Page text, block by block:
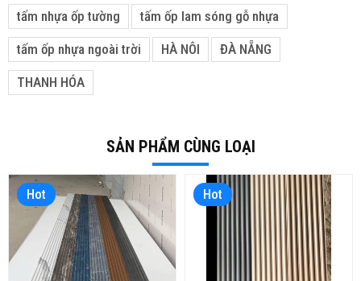
tấm nhựa ốp tường tấm ốp lam sóng gỗ nhựa
tấm ốp nhựa ngoài trời HÀ NÔI ĐÀ NẴNG
THANH HÓA
SẢN PHẨM CÙNG LOẠI
Hot Hot